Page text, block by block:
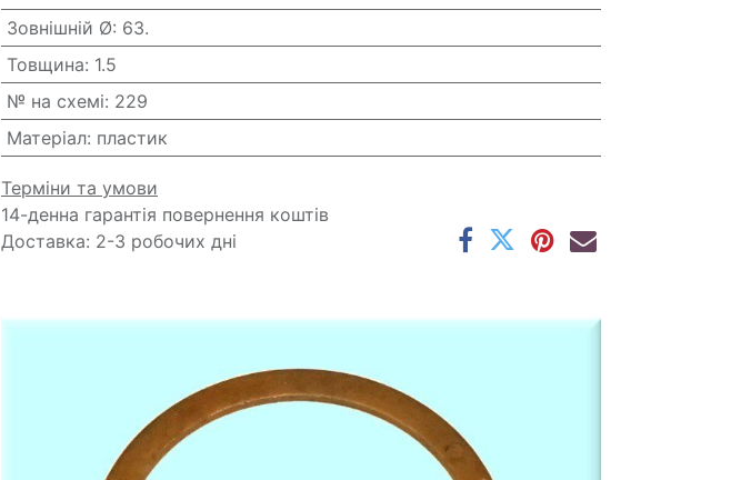
Зовнішній Ø: 63.
Товщина: 1.5
№ на схемі: 229
Матеріал: пластик
Терміни та умови
14-денна гарантія повернення коштів
Доставка: 2-3 робочих дні